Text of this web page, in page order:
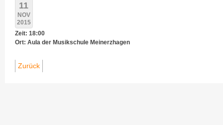
11
NOV
2015
Zeit: 18:00
Ort: Aula der Musikschule Meinerzhagen
Zurück